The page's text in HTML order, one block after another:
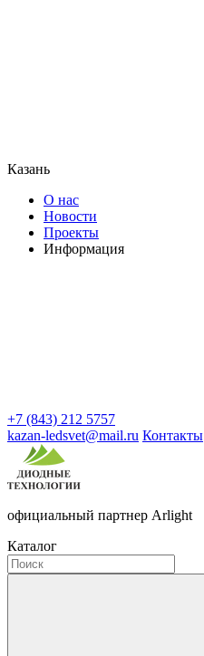
Казань
О нас
Новости
Проекты
Информация
+7 (843) 212 5757
kazan-ledsvet@mail.ru Контакты
официальный партнер Arlight
Каталог